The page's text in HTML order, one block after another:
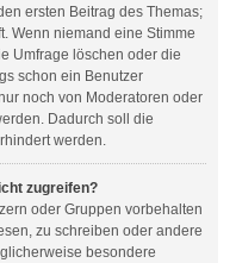
ersten Beitrag des Themas;
Wenn niemand eine Stimme
Umfrage löschen oder die
schon ein Benutzer
noch von Moderatoren oder
Dadurch soll die
werden.
zugreifen?
oder Gruppen vorbehalten
zu schreiben oder andere
besondere